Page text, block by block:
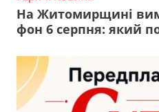
На Житомирщині
фон 6 серпня: який